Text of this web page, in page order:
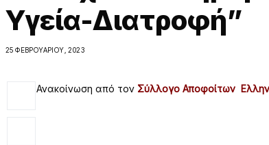
Υγεία-Διατροφή”
25 ΦΕΒΡΟΥΑΡΊΟΥ, 2023
Ανακοίνωση από τον Σύλλογο Αποφοίτων